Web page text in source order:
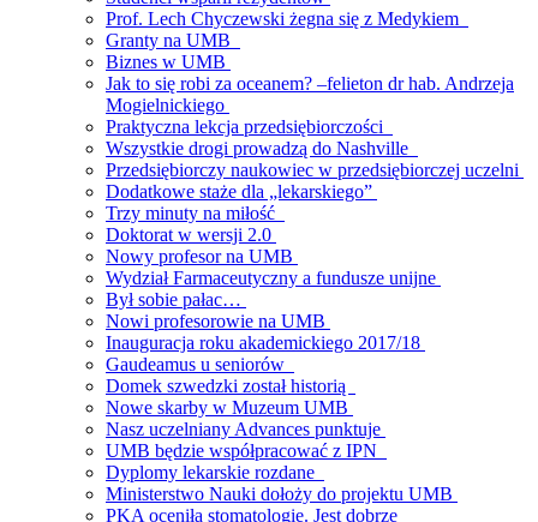
Prof. Lech Chyczewski żegna się z Medykiem
Granty na UMB
Biznes w UMB
Jak to się robi za oceanem? –felieton dr hab. Andrzeja
Mogielnickiego
Praktyczna lekcja przedsiębiorczości
Wszystkie drogi prowadzą do Nashville
Przedsiębiorczy naukowiec w przedsiębiorczej uczelni
Dodatkowe staże dla „lekarskiego”
Trzy minuty na miłość
Doktorat w wersji 2.0
Nowy profesor na UMB
Wydział Farmaceutyczny a fundusze unijne
Był sobie pałac…
Nowi profesorowie na UMB
Inauguracja roku akademickiego 2017/18
Gaudeamus u seniorów
Domek szwedzki został historią
Nowe skarby w Muzeum UMB
Nasz uczelniany Advances punktuje
UMB będzie współpracować z IPN
Dyplomy lekarskie rozdane
Ministerstwo Nauki dołoży do projektu UMB
PKA oceniła stomatologię. Jest dobrze